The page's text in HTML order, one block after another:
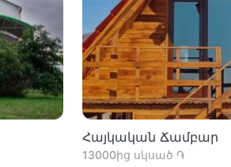
Հայկական Ճամբար
13000ից սկսած ֏